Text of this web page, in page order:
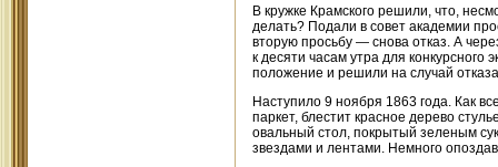
В кружке Крамского решили, что,
делать? Подали в совет академии
вторую просьбу — снова отказ. А
к десяти часам утра для
положение и решили на случай
Наступило 9 ноября 1863 года. Как
паркет, блестит красное дерево
овальный стол, покрытый зеленым
звездами и лентами. Немного